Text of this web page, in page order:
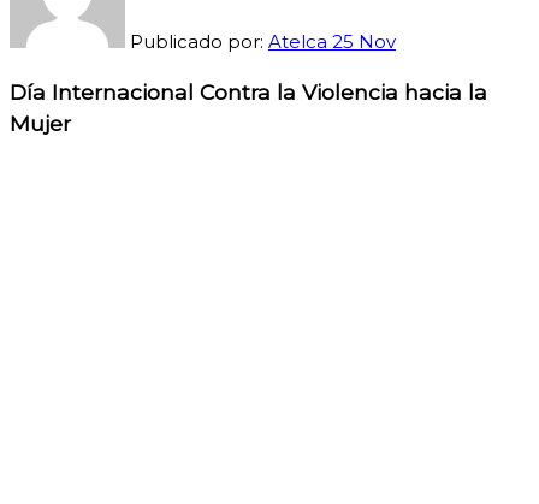
Publicado por: Atelca 25 Nov
Día Internacional Contra la Violencia hacia la
Mujer